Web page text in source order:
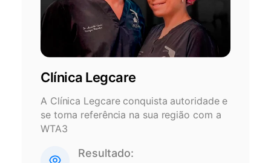
Clínica Legcare
A Clínica Legcare conquista autoridade e
se torna referência na sua região com a
WTA3
Resultado: